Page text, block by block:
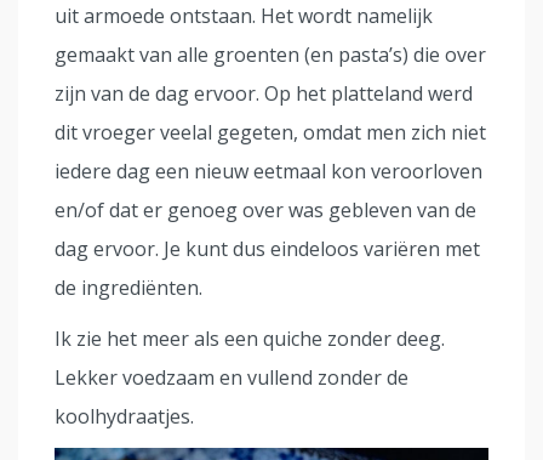
uit armoede ontstaan. Het wordt namelijk
gemaakt van alle groenten (en pasta’s) die over
zijn van de dag ervoor. Op het platteland werd
dit vroeger veelal gegeten, omdat men zich niet
iedere dag een nieuw eetmaal kon veroorloven
en/of dat er genoeg over was gebleven van de
dag ervoor. Je kunt dus eindeloos variëren met
de ingrediënten.
Ik zie het meer als een quiche zonder deeg.
Lekker voedzaam en vullend zonder de
koolhydraatjes.